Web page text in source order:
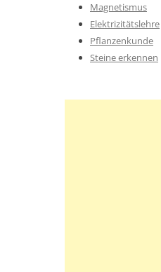
Magnetismus
Elektrizitätslehre
Pflanzenkunde
Steine erkennen